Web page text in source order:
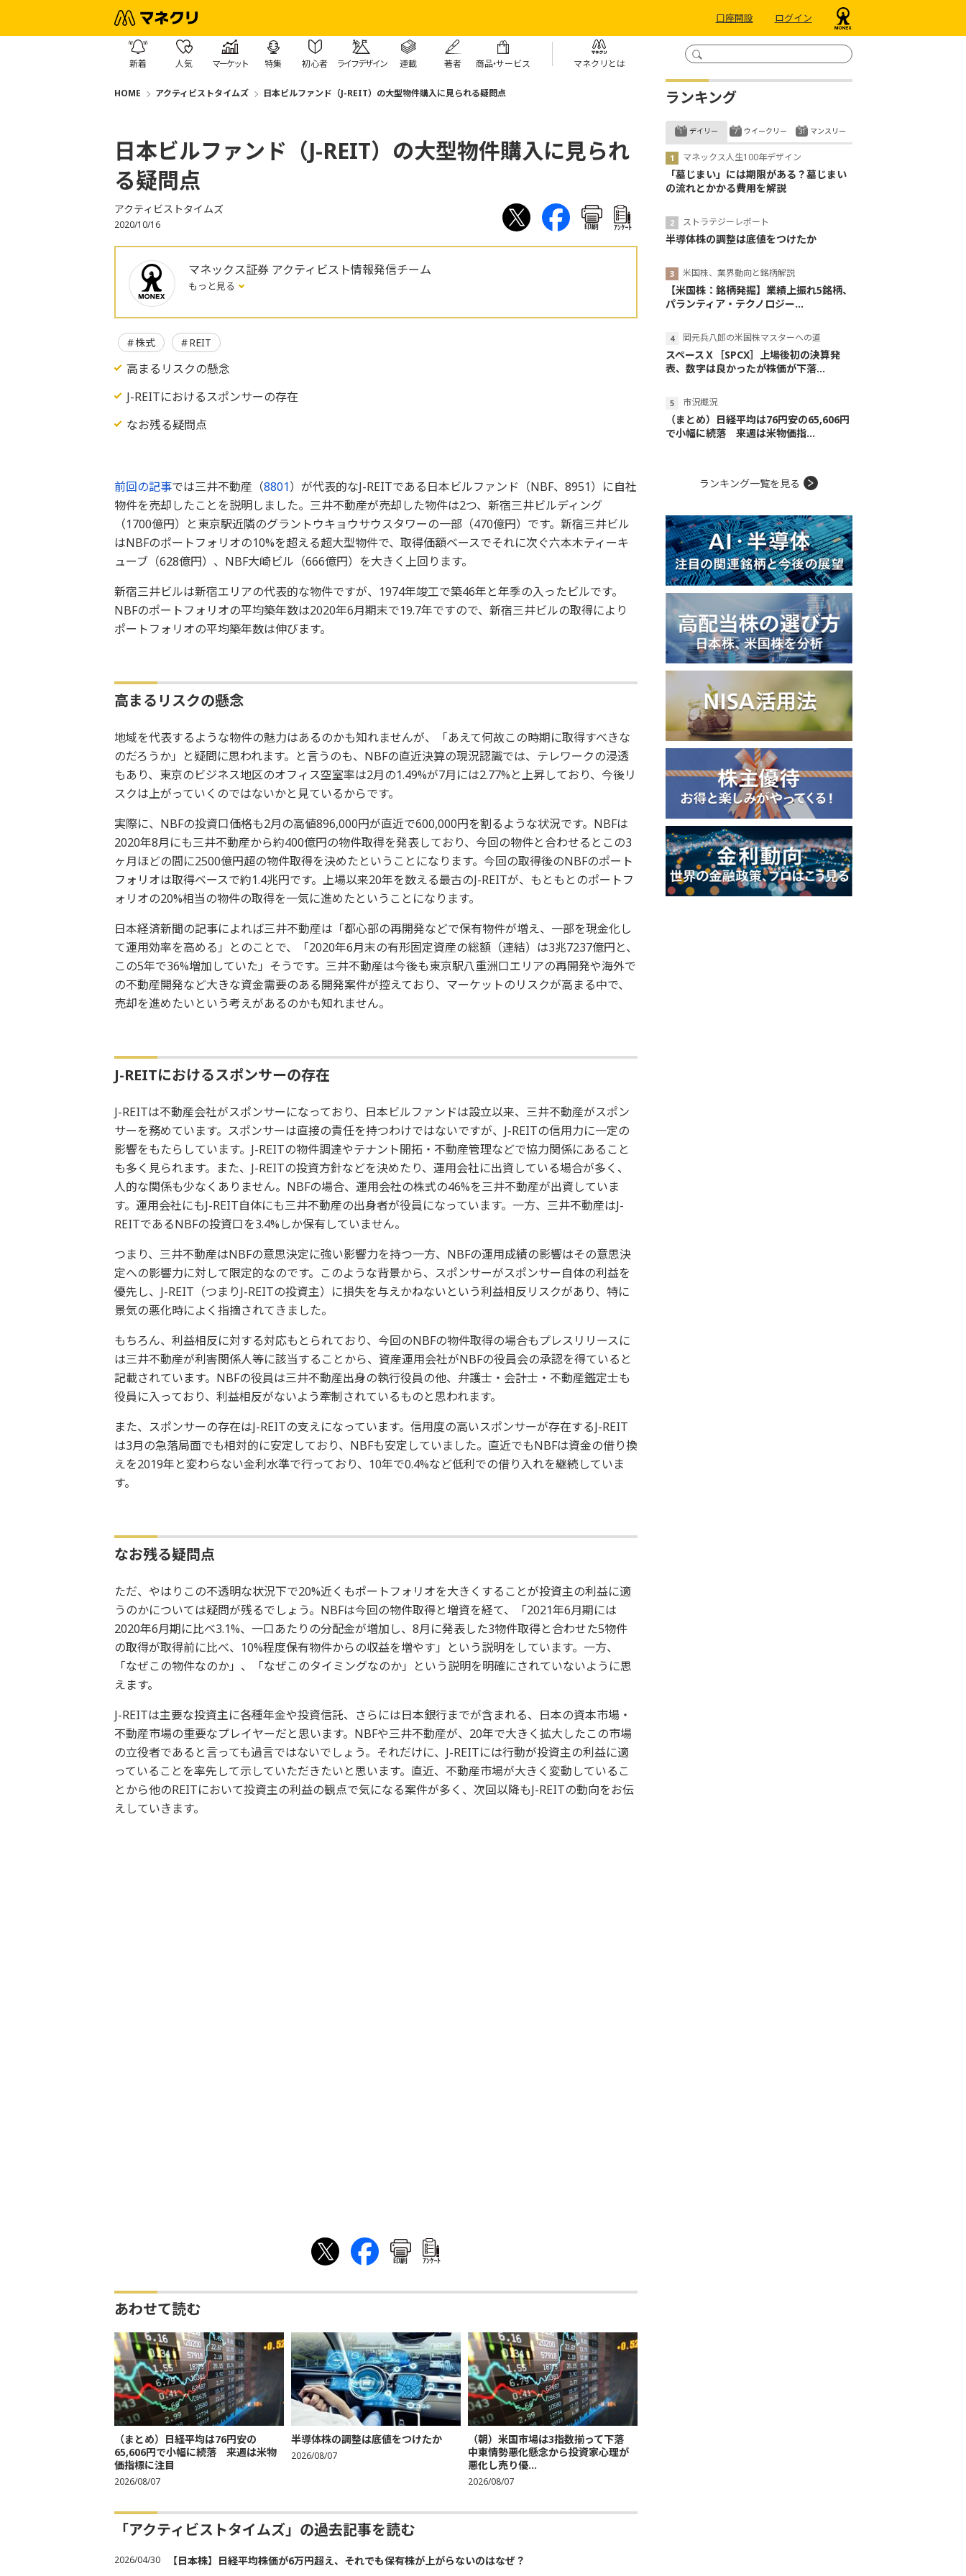
口座開設 ログイン
新着 人気 マーケット 特集 初心者 ライフデザイン 連載 著者 商品・サービス マネクリとは
HOME アクティビストタイムズ 日本ビルファンド（J-REIT）の大型物件購入に見られる疑問点
日本ビルファンド（J-REIT）の大型物件購入に見られ
る疑問点
アクティビストタイムズ
2020/10/16 印刷 ｱﾝｹｰﾄ
マネックス証券 アクティビスト情報発信チーム
もっと見る
株式 REIT
高まるリスクの懸念
J-REITにおけるスポンサーの存在
なお残る疑問点
前回の記事では三井不動産（8801）が代表的なJ-REITである日本ビルファンド（NBF、8951）に自社
物件を売却したことを説明しました。三井不動産が売却した物件は2つ、新宿三井ビルディング
（1700億円）と東京駅近隣のグラントウキョウサウスタワーの一部（470億円）です。新宿三井ビル
はNBFのポートフォリオの10%を超える超大型物件で、取得価額ベースでそれに次ぐ六本木ティーキ
ューブ（628億円）、NBF大崎ビル（666億円）を大きく上回ります。
新宿三井ビルは新宿エリアの代表的な物件ですが、1974年竣工で築46年と年季の入ったビルです。
NBFのポートフォリオの平均築年数は2020年6月期末で19.7年ですので、新宿三井ビルの取得により
ポートフォリオの平均築年数は伸びます。
高まるリスクの懸念
地域を代表するような物件の魅力はあるのかも知れませんが、「あえて何故この時期に取得すべきな
のだろうか」と疑問に思われます。と言うのも、NBFの直近決算の現況認識では、テレワークの浸透
もあり、東京のビジネス地区のオフィス空室率は2月の1.49%が7月には2.77%と上昇しており、今後リ
スクは上がっていくのではないかと見ているからです。
実際に、NBFの投資口価格も2月の高値896,000円が直近で600,000円を割るような状況です。NBFは
2020年8月にも三井不動産から約400億円の物件取得を発表しており、今回の物件と合わせるとこの3
ヶ月ほどの間に2500億円超の物件取得を決めたということになります。今回の取得後のNBFのポート
フォリオは取得ベースで約1.4兆円です。上場以来20年を数える最古のJ-REITが、もともとのポートフ
ォリオの20%相当の物件の取得を一気に進めたということになります。
日本経済新聞の記事によれば三井不動産は「都心部の再開発などで保有物件が増え、一部を現金化し
て運用効率を高める」とのことで、「2020年6月末の有形固定資産の総額（連結）は3兆7237億円と、
この5年で36%増加していた」そうです。三井不動産は今後も東京駅八重洲口エリアの再開発や海外で
の不動産開発など大きな資金需要のある開発案件が控えており、マーケットのリスクが高まる中で、
売却を進めたいという考えがあるのかも知れません。
J-REITにおけるスポンサーの存在
J-REITは不動産会社がスポンサーになっており、日本ビルファンドは設立以来、三井不動産がスポン
サーを務めています。スポンサーは直接の責任を持つわけではないですが、J-REITの信用力に一定の
影響をもたらしています。J-REITの物件調達やテナント開拓・不動産管理などで協力関係にあること
も多く見られます。また、J-REITの投資方針などを決めたり、運用会社に出資している場合が多く、
人的な関係も少なくありません。NBFの場合、運用会社の株式の46%を三井不動産が出資していま
す。運用会社にもJ-REIT自体にも三井不動産の出身者が役員になっています。一方、三井不動産はJ-
REITであるNBFの投資口を3.4%しか保有していません。
つまり、三井不動産はNBFの意思決定に強い影響力を持つ一方、NBFの運用成績の影響はその意思決
定への影響力に対して限定的なのです。このような背景から、スポンサーがスポンサー自体の利益を
優先し、J-REIT（つまりJ-REITの投資主）に損失を与えかねないという利益相反リスクがあり、特に
景気の悪化時によく指摘されてきました。
もちろん、利益相反に対する対応もとられており、今回のNBFの物件取得の場合もプレスリリースに
は三井不動産が利害関係人等に該当することから、資産運用会社がNBFの役員会の承認を得ていると
記載されています。NBFの役員は三井不動産出身の執行役員の他、弁護士・会計士・不動産鑑定士も
役員に入っており、利益相反がないよう牽制されているものと思われます。
また、スポンサーの存在はJ-REITの支えになっています。信用度の高いスポンサーが存在するJ-REIT
は3月の急落局面でも相対的に安定しており、NBFも安定していました。直近でもNBFは資金の借り換
えを2019年と変わらない金利水準で行っており、10年で0.4%など低利での借り入れを継続していま
す。
なお残る疑問点
ただ、やはりこの不透明な状況下で20%近くもポートフォリオを大きくすることが投資主の利益に適
うのかについては疑問が残るでしょう。NBFは今回の物件取得と増資を経て、「2021年6月期には
2020年6月期に比べ3.1%、一口あたりの分配金が増加し、8月に発表した3物件取得と合わせた5物件
の取得が取得前に比べ、10%程度保有物件からの収益を増やす」という説明をしています。一方、
「なぜこの物件なのか」、「なぜこのタイミングなのか」という説明を明確にされていないように思
えます。
J-REITは主要な投資主に各種年金や投資信託、さらには日本銀行までが含まれる、日本の資本市場・
不動産市場の重要なプレイヤーだと思います。NBFや三井不動産が、20年で大きく拡大したこの市場
の立役者であると言っても過言ではないでしょう。それだけに、J-REITには行動が投資主の利益に適
っていることを率先して示していただきたいと思います。直近、不動産市場が大きく変動しているこ
とから他のREITにおいて投資主の利益の観点で気になる案件が多く、次回以降もJ-REITの動向をお伝
えしていきます。
印刷 ｱﾝｹｰﾄ
あわせて読む
（まとめ）日経平均は76円安の
65,606円で小幅に続落 来週は米物
価指標に注目
2026/08/07
半導体株の調整は底値をつけたか
2026/08/07
（朝）米国市場は3指数揃って下落
中東情勢悪化懸念から投資家心理が
悪化し売り優...
2026/08/07
「アクティビストタイムズ」の過去記事を読む
2026/04/30 【日本株】日経平均株価が6万円超え、それでも保有株が上がらないのはなぜ？
ランキング
デイリー
マネックス人生100年デザイン
「墓じまい」には期限がある？墓じまい
の流れとかかる費用を解説
ストラテジーレポート
半導体株の調整は底値をつけたか
米国株、業界動向と銘柄解説
【米国株：銘柄発掘】業績上振れ5銘柄、
パランティア・テクノロジー...
岡元兵八郎の米国株マスターへの道
スペースＸ［SPCX］上場後初の決算発
表、数字は良かったが株価が下落...
市況概況
（まとめ）日経平均は76円安の65,606円
で小幅に続落 来週は米物価指...
ウイークリー マンスリー
ランキング一覧を見る